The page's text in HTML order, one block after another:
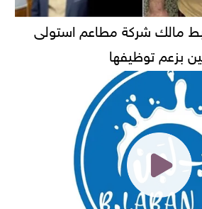
مالك شركة مطاعم استولى
بزعم توظيفها